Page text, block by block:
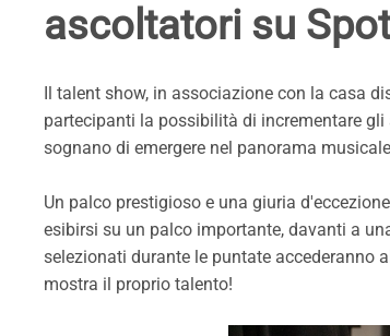
ascoltatori su
Il talent show, in associazione con la casa
partecipanti la possibilità di incrementare
sognano di emergere nel panorama
Un palco prestigioso e una giuria
esibirsi su un palco importante, davanti a
selezionati durante le puntate accederanno
mostra il proprio talento!